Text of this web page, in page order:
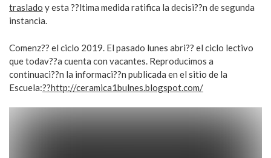
traslado y esta ??ltima medida ratifica la decisi??n de segunda
instancia.
Comenz?? el ciclo 2019. El pasado lunes abri?? el ciclo lectivo
que todav??a cuenta con vacantes. Reproducimos a
continuaci??n la informaci??n publicada en el sitio de la
Escuela:??http://ceramica1bulnes.blogspot.com/